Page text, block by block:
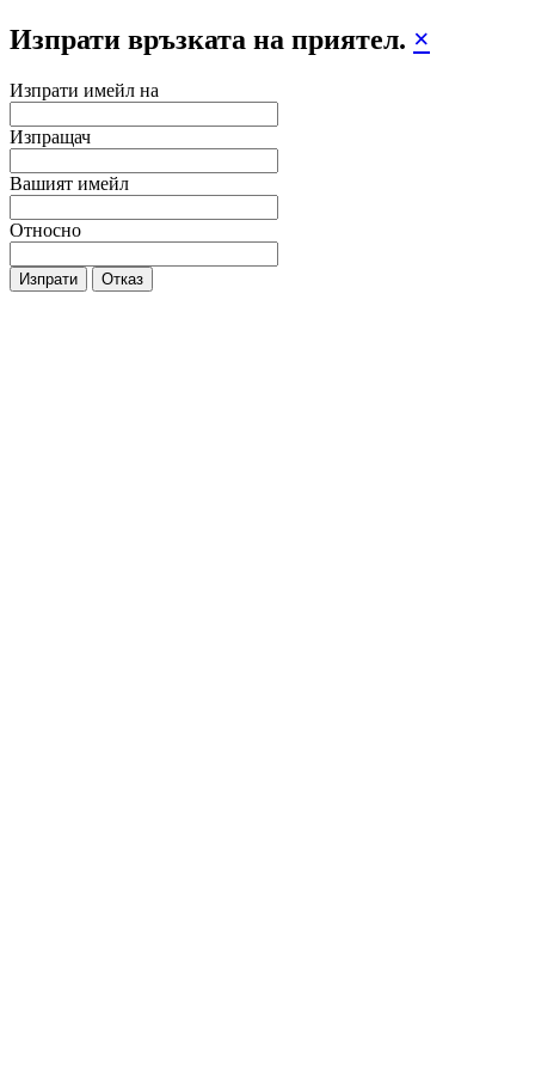
Изпрати връзката на приятел. ×
Изпрати имейл на
Изпращач
Вашият имейл
Относно
Изпрати Отказ